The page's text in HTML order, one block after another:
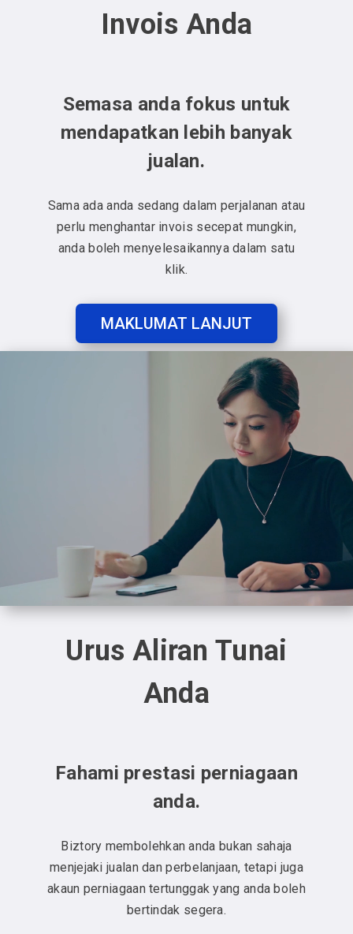
Invois Anda
Semasa anda fokus untuk
mendapatkan lebih banyak
jualan.
Sama ada anda sedang dalam perjalanan atau
perlu menghantar invois secepat mungkin,
anda boleh menyelesaikannya dalam satu
klik.
MAKLUMAT LANJUT
Urus Aliran Tunai
Anda
Fahami prestasi perniagaan
anda.
Biztory membolehkan anda bukan sahaja
menjejaki jualan dan perbelanjaan, tetapi juga
akaun perniagaan tertunggak yang anda boleh
bertindak segera.